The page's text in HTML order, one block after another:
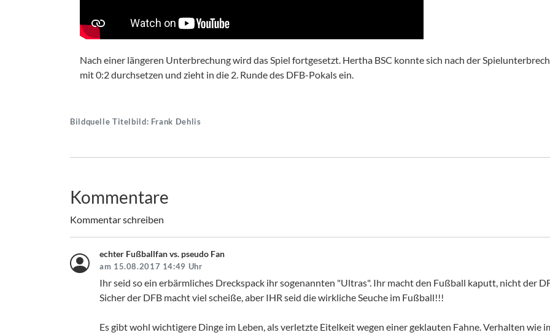
Nach einer längeren Unterbrechung wird das Spiel fortgesetzt. Hertha BSC konnte sich nach der
mit 0:2 durchsetzen und zieht in die 2. Runde des DFB-Pokals ein.
Bildquelle Titelbild: Frank Dehlis
Kommentare
Kommentar schreiben
echter Fußballfan vs. pseudo Fan
am 15.08.2017 14:49 Uhr
Ihr seid so ein erbärmliches Dreckspack ihr sogenannten "Ultras". Ihr macht den Fußball kaputt, nicht der
Sicher der DFB macht viel scheiße, aber IHR seid die wirkliche Seuche im Fußball!!!
Es gibt wohl wichtigere Dinge im Leben, als verletzte Eitelkeit wegen einer geklauten Fahne. Verhalten wie